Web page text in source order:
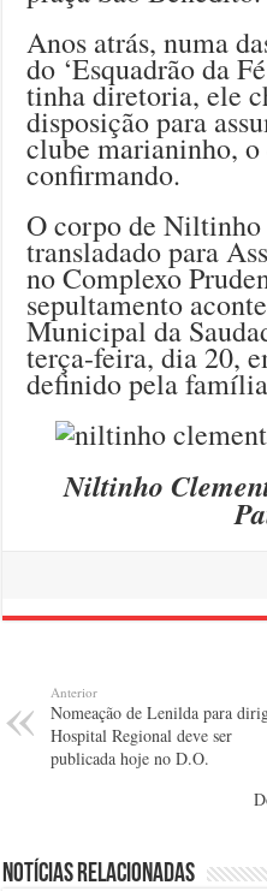
Anos atrás, numa
do ‘Esquadrão da
tinha diretoria, ele
disposição para
clube marianinho, o
confirmando.
O corpo de
transladado para
no Complexo
sepultamento
Municipal da
terça-feira, dia 20,
definido pela
Niltinho
Anterior
Nomeação de Lenilda para
Hospital Regional deve ser
publicada hoje no D.O.
Notícias relacionadas